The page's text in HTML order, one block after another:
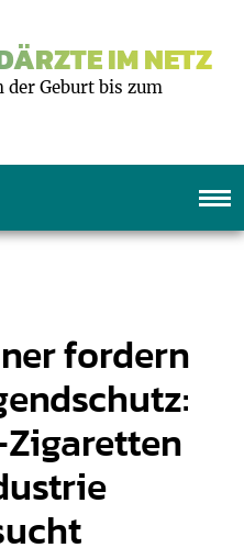
IM NETZ
der Geburt bis zum
fordern